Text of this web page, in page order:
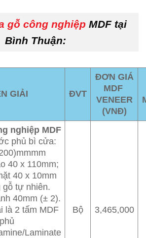
gỗ công nghiệp MDF tại
Bình Thuận:
GIẢI ĐVT
ĐƠN GIÁ
MDF
VENEER
(VNĐ)
nghiệp MDF
phủ bì cửa:
40 x 110mm;
40 x 10mm
gỗ tự nhiên.
40mm (± 2).
là 2 tấm MDF
phủ
Laminate
Bộ 3,465,000